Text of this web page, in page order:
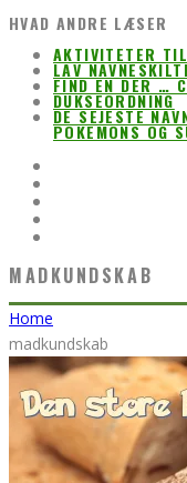
HVAD ANDRE LÆSER
AKTIVITETER
LAV
FIND EN DER …
DUKSEORDNING
DE SEJESTE
POKEMONS OG
MADKUNDSKAB
Home
madkundskab